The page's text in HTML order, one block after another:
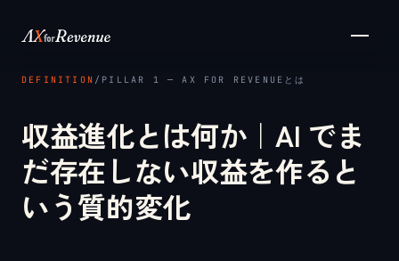
DEFINITION / PILLAR 1 ─ AX FOR REVENUEとは
収益進化とは何か｜AI でま
だ存在しない収益を作ると
いう質的変化